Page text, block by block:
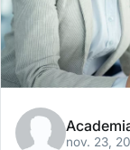
nov. 23,